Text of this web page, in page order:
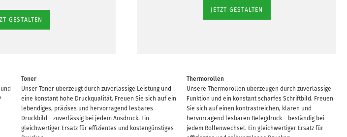
GESTALTEN
JETZT GESTALTEN
Toner
Unser Toner überzeugt durch zuverlässige Leistung und
eine konstant hohe Druckqualität. Freuen Sie sich auf ein
lebendiges, präzises und hervorragend lesbares
Druckbild – zuverlässig bei jedem Ausdruck. Ein
gleichwertiger Ersatz für effizientes und kostengünstiges
Thermorollen
Unsere Thermorollen überzeugen durch zuverlässige
Funktion und ein konstant scharfes Schriftbild. Freuen
Sie sich auf einen kontrastreichen, klaren und
hervorragend lesbaren Belegdruck – beständig bei
jedem Rollenwechsel. Ein gleichwertiger Ersatz für